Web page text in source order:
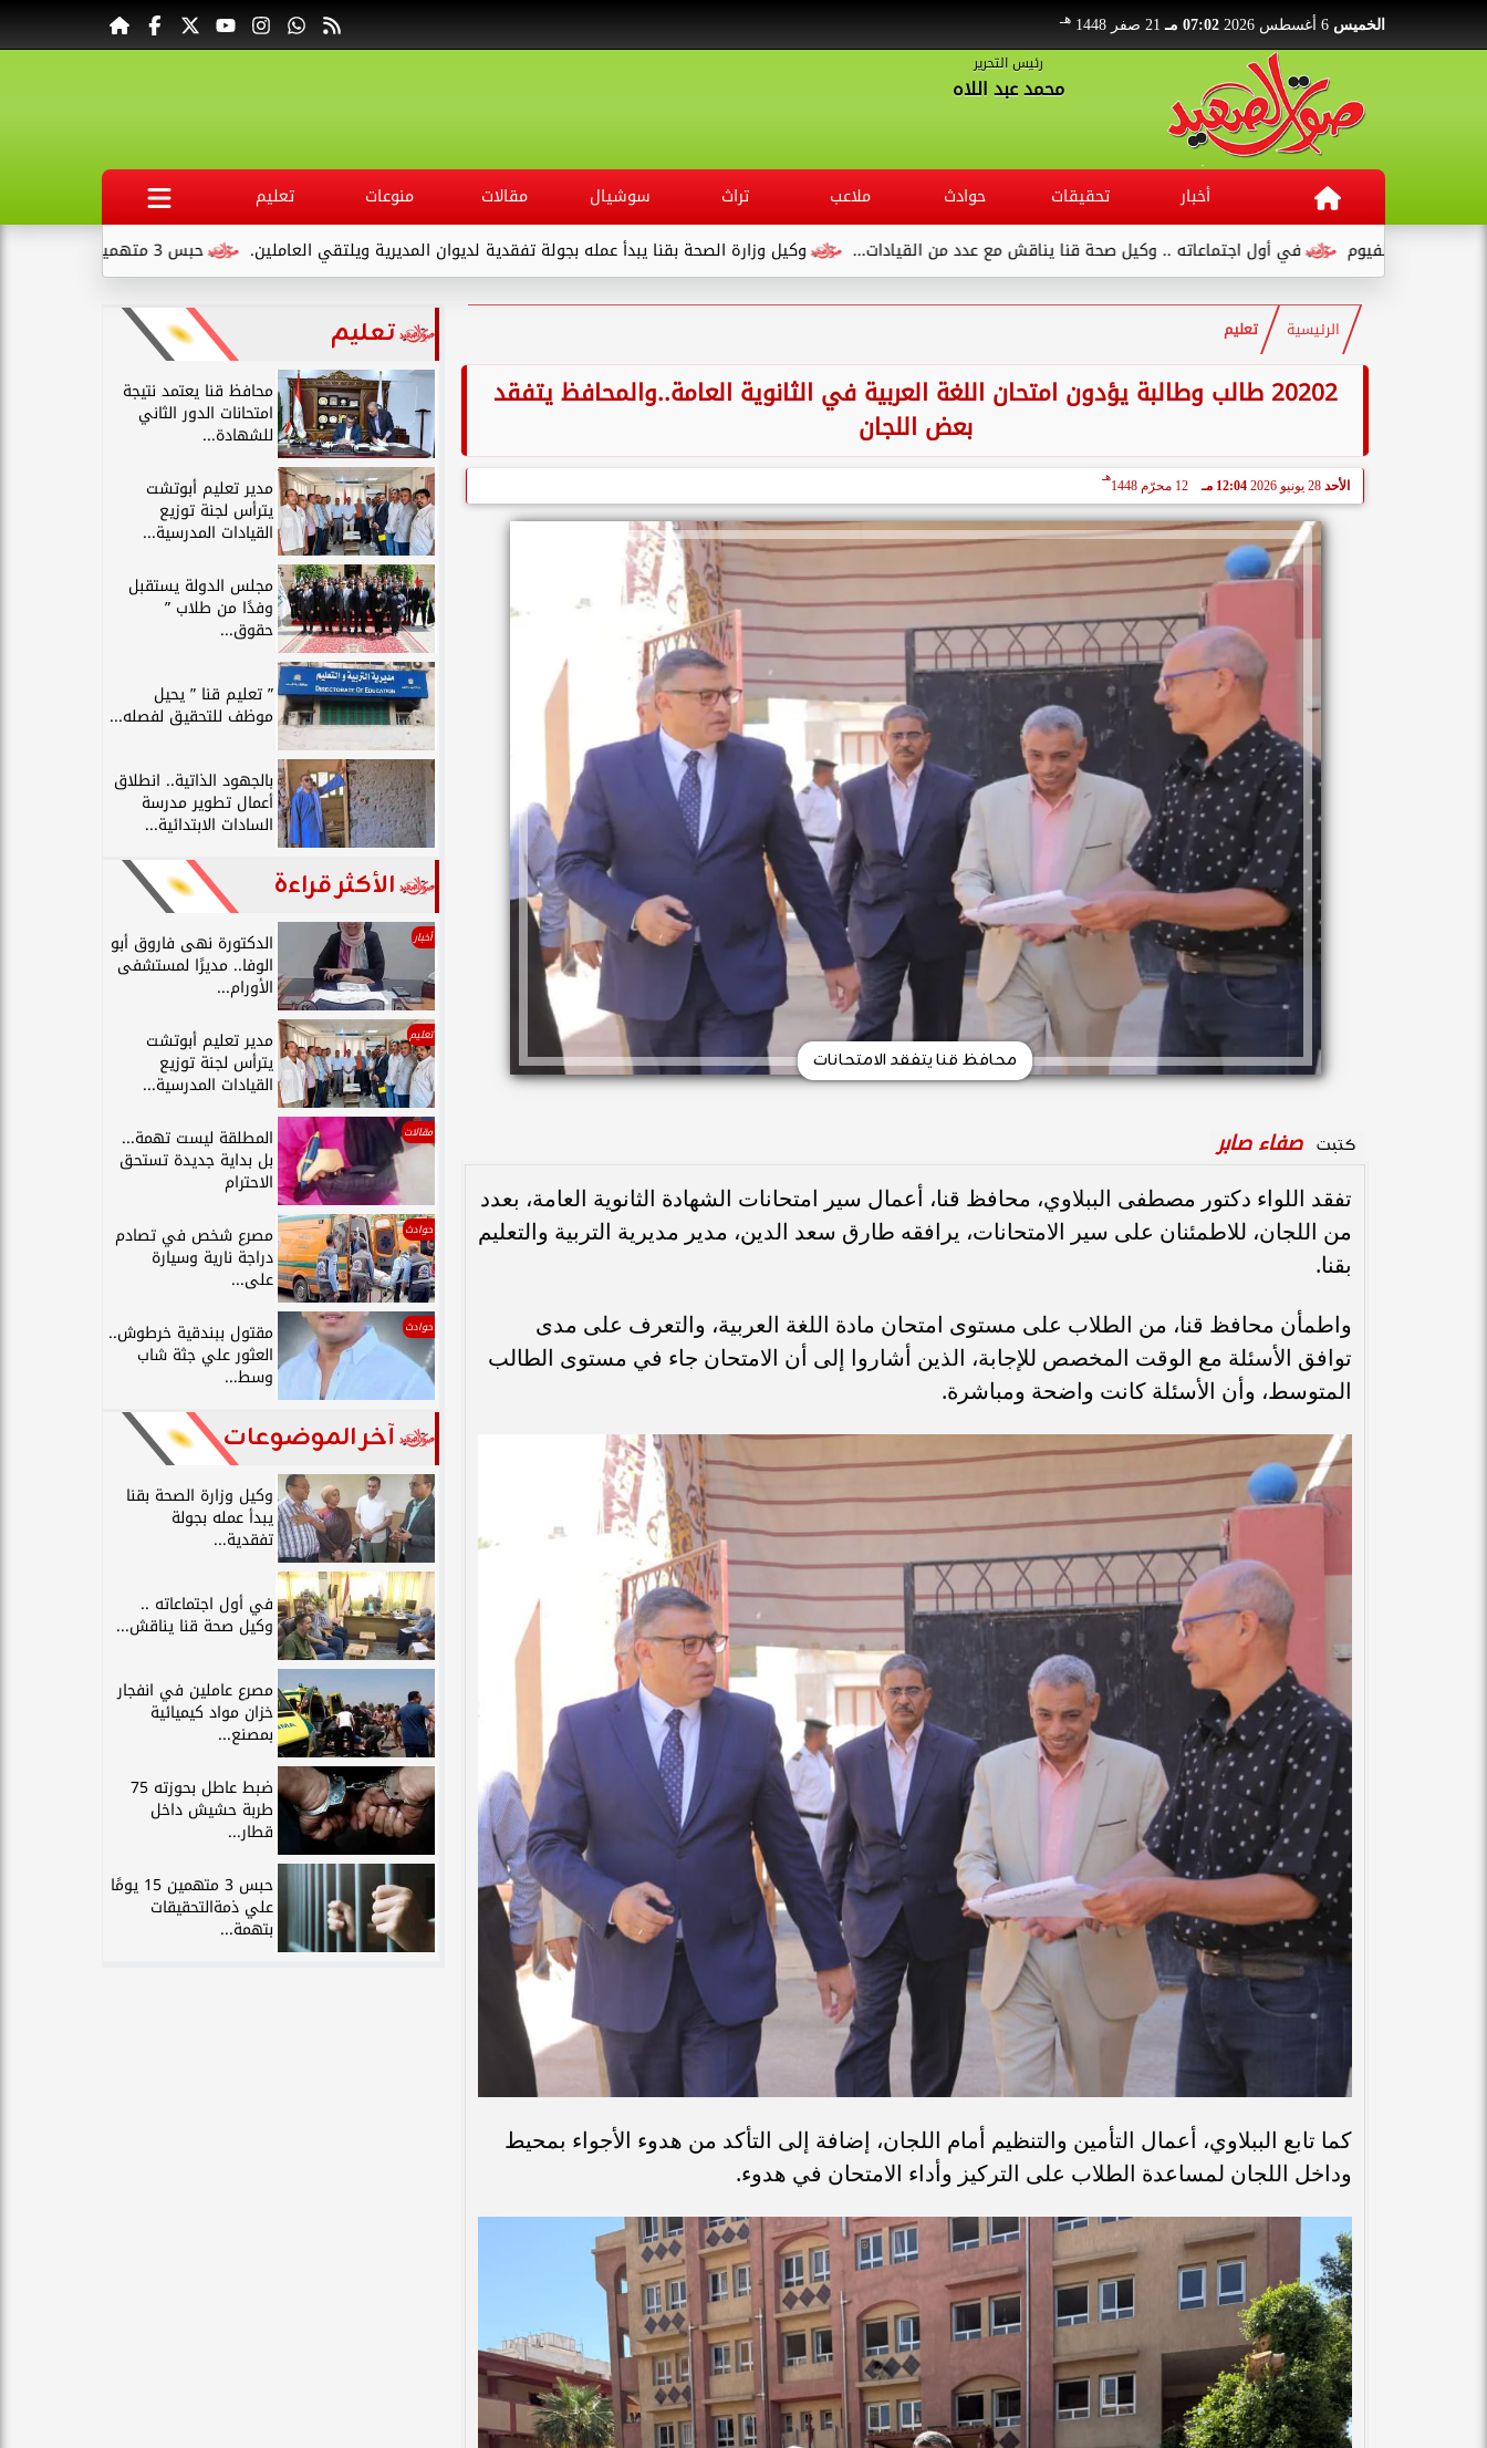
الخميس 07:02 مـ 21 صفر 1448 هـ
رئيس التحرير
محمد عبد اللاه
أخبار تحقيقات حوادث ملاعب تراث سوشيال مقالات منوعات
تعليم
حبس 3 متهمين 15 يومًا علي ذمةالتحقيقات بتهمة التنقيب عن الآثار داخل...
وكيل وزارة الصحة بقنا يبدأ عمله بجولة تفقدية لديوان المديرية ويلتقي العاملين. في أول اجتماعاته .. وكيل صحة قنا يناقش مع عدد من القيادات...
الرئيسية تعليم
20202 طالب وطالبة يؤدون امتحان اللغة العربية في الثانوية العامة..والمحافظ يتفقد
بعض اللجان
الأحد 28 يونيو 2026 12:04 مـ 12 محرّم 1448
هـ
محافظ قنا يتفقد الامتحانات
كتبت صفاء صابر
تفقد اللواء دكتور مصطفى الببلاوي، محافظ قنا، أعمال سير امتحانات الشهادة الثانوية العامة، بعدد
من اللجان، للاطمئنان على سير الامتحانات، يرافقه طارق سعد الدين، مدير مديرية التربية والتعليم
بقنا.
واطمأن محافظ قنا، من الطلاب على مستوى امتحان مادة اللغة العربية، والتعرف على مدى
توافق الأسئلة مع الوقت المخصص للإجابة، الذين أشاروا إلى أن الامتحان جاء في مستوى الطالب
المتوسط، وأن الأسئلة كانت واضحة ومباشرة.
كما تابع الببلاوي، أعمال التأمين والتنظيم أمام اللجان، إضافة إلى التأكد من هدوء الأجواء بمحيط
وداخل اللجان لمساعدة الطلاب على التركيز وأداء الامتحان في هدوء.
تعليم
محافظ قنا يعتمد نتيجة
امتحانات الدور الثاني
للشهادة...
مدير تعليم أبوتشت
يترأس لجنة توزيع
القيادات المدرسية...
مجلس الدولة يستقبل
وفدًا من طلاب ”
حقوق...
” تعليم قنا ” يحيل
موظف للتحقيق لفصله...
بالجهود الذاتية.. انطلاق
أعمال تطوير مدرسة
السادات الابتدائية...
الأكثر قراءة
أخبار الدكتورة نهى فاروق أبو
الوفا.. مديرًا لمستشفى
الأورام...
تعليم مدير تعليم أبوتشت
يترأس لجنة توزيع
القيادات المدرسية...
مقالات المطلقة ليست تهمة...
بل بداية جديدة تستحق
الاحترام
حوادث مصرع شخص في تصادم
دراجة نارية وسيارة
على...
حوادث مقتول ببندقية خرطوش..
العثور علي جثة شاب
وسط...
آخر الموضوعات
وكيل وزارة الصحة بقنا
يبدأ عمله بجولة
تفقدية...
في أول اجتماعاته ..
وكيل صحة قنا يناقش...
مصرع عاملين في انفجار
خزان مواد كيميائية
بمصنع...
ضبط عاطل بحوزته 75
طربة حشيش داخل
قطار...
حبس 3 متهمين 15 يومًا
علي ذمةالتحقيقات
بتهمة...